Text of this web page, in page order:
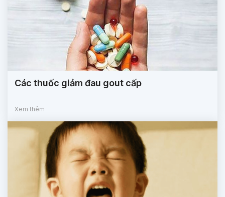
Các thuốc giảm đau gout cấp
Xem thêm